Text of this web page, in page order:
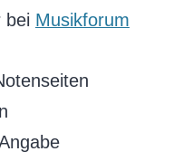
bei Musikforum